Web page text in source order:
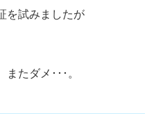
を試みましたが
たダメ･･･。